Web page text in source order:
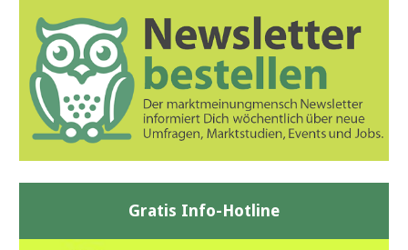
Gratis Info-Hotline